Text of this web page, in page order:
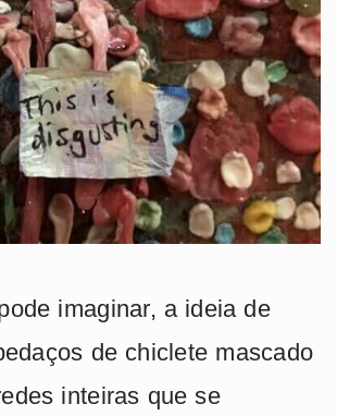
imaginar, a ideia de
de chiclete mascado
inteiras que se